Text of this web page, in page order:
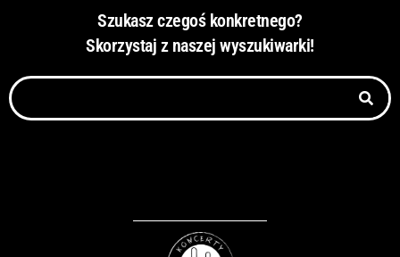
Szukasz czegoś konkretnego?
Skorzystaj z naszej wyszukiwarki!
Szukaj